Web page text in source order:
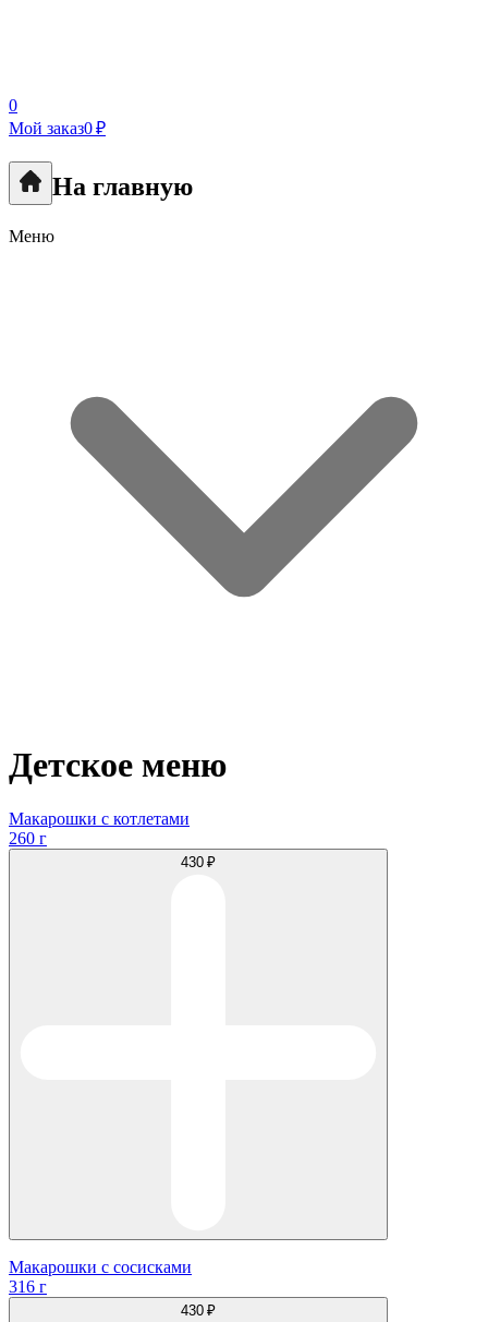
0
Мой заказ0 ₽
На главную
Меню
Детское меню
Макарошки с котлетами
260 г
430 ₽
Макарошки с сосисками
316 г
430 ₽